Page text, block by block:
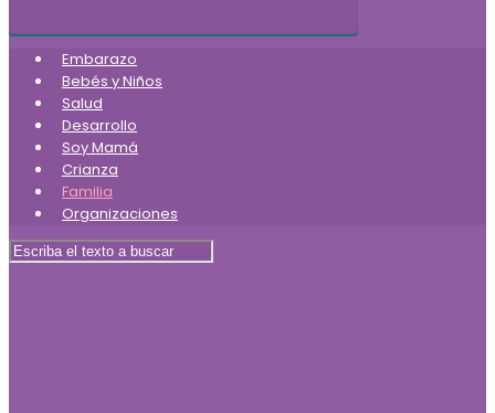
Embarazo
Bebés y Niños
Salud
Desarrollo
Soy Mamá
Crianza
Familia
Organizaciones